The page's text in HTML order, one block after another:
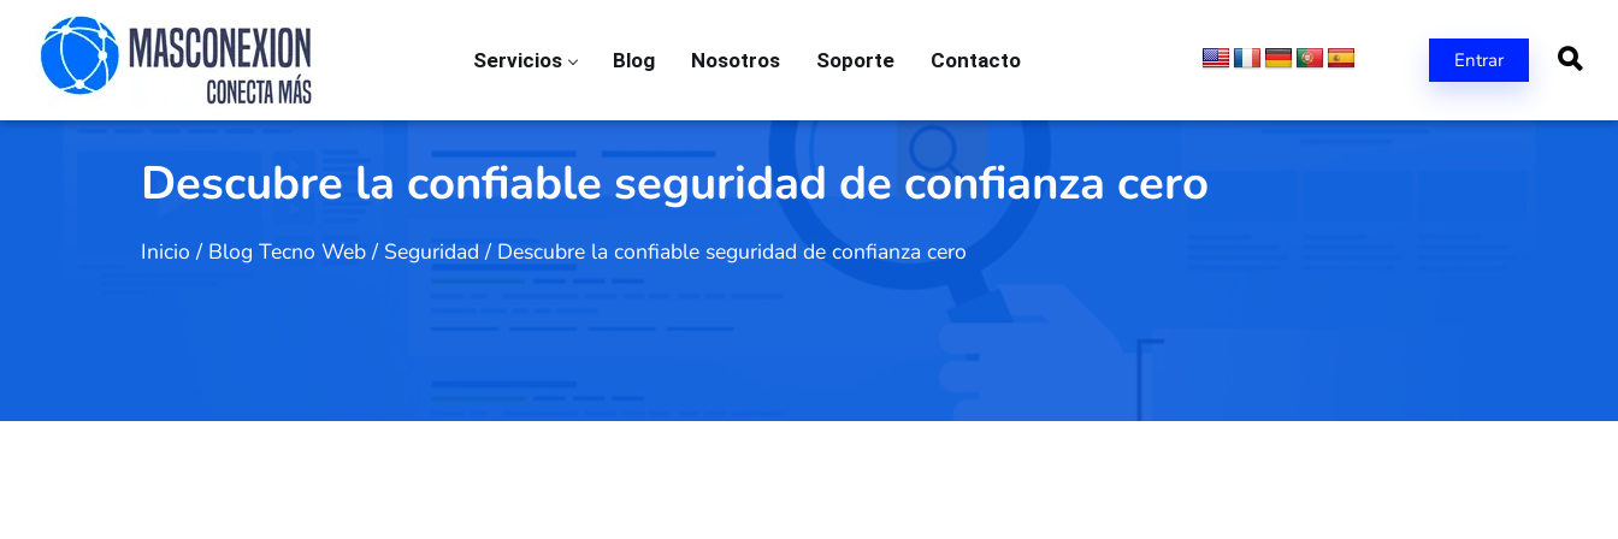
Servicios Blog Nosotros Soporte Contacto Entrar
Descubre la confiable seguridad de confianza cero
Inicio / Blog Tecno Web/ Seguridad / Descubre la confiable seguridad de confianza cero